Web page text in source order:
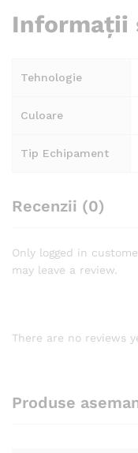
Informații
Tehnologie
Culoare
Tip Echipament
Recenzii (0)
Only logged in
may leave a review.
There are no reviews
Produse